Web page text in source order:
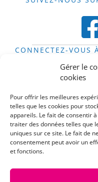
Gérer le
cookies
Pour offrir les meilleures
telles que les cookies pour
appareils. Le fait de consentir
traiter des données telles que
uniques sur ce site. Le fait de
consentement peut avoir un
et fonctions.
CONNECTEZ-VOUS
Cliquez